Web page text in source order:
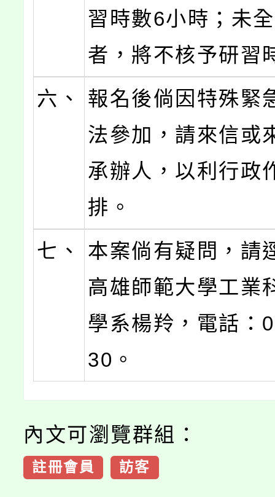
習時數6小時；未
者，將不核予研習
六、
報名後倘因特殊緊
法參加，請來信或
承辦人，以利行政
排。
七、
本案倘有疑問，請
高雄師範大學工業
學系楊羚，電話：
30。
內文可瀏覽群組：
註冊會員 訪客